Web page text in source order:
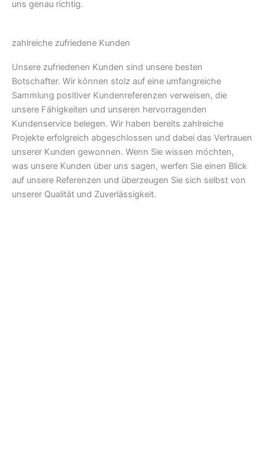
uns genau richtig.
zahlreiche zufriedene Kunden
Unsere zufriedenen Kunden sind unsere besten
Botschafter. Wir können stolz auf eine umfangreiche
Sammlung positiver Kundenreferenzen verweisen, die
unsere Fähigkeiten und unseren hervorragenden
Kundenservice belegen. Wir haben bereits zahlreiche
Projekte erfolgreich abgeschlossen und dabei das Vertrauen
unserer Kunden gewonnen. Wenn Sie wissen möchten,
was unsere Kunden über uns sagen, werfen Sie einen Blick
auf unsere Referenzen und überzeugen Sie sich selbst von
unserer Qualität und Zuverlässigkeit.